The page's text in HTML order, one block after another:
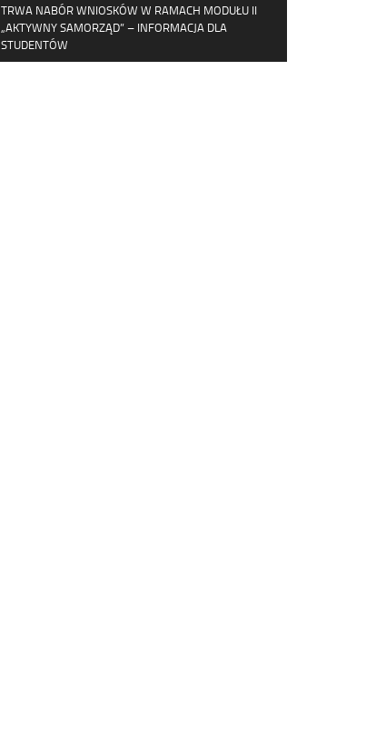
TRWA NABÓR WNIOSKÓW W RAMACH MODUŁU II
„AKTYWNY SAMORZĄD” – INFORMACJA DLA
STUDENTÓW